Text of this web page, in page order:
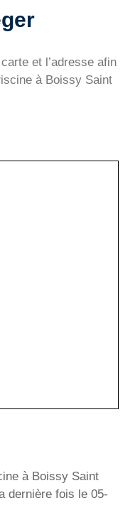
et l’adresse afin
à Boissy Saint
à Boissy Saint
dernière fois le 05-